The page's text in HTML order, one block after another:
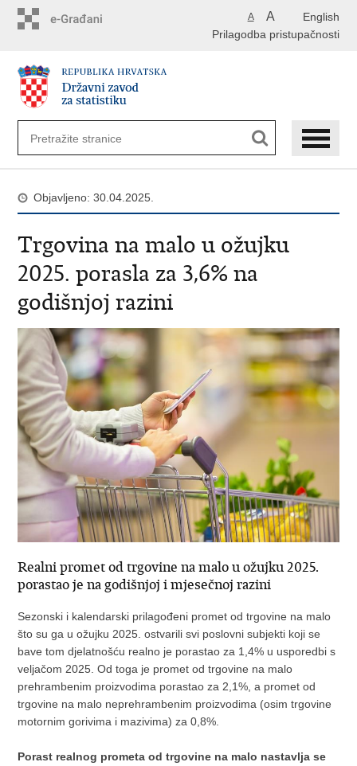
English
A A
Prilagodba pristupačnosti
Objavljeno: 30.04.2025.
Trgovina na malo u ožujku
2025. porasla za 3,6% na
godišnjoj razini
Realni promet od trgovine na malo u ožujku 2025.
porastao je na godišnjoj i mjesečnoj razini
Sezonski i kalendarski prilagođeni promet od trgovine na malo
što su ga u ožujku 2025. ostvarili svi poslovni subjekti koji se
bave tom djelatnošću realno je porastao za 1,4% u usporedbi s
veljačom 2025. Od toga je promet od trgovine na malo
prehrambenim proizvodima porastao za 2,1%, a promet od
trgovine na malo neprehrambenim proizvodima (osim trgovine
motornim gorivima i mazivima) za 0,8%.
Porast realnog prometa od trgovine na malo nastavlja se